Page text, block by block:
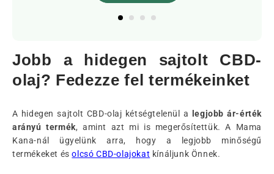
Jobb a hidegen sajtolt CBD-
olaj? Fedezze fel termékeinket
A hidegen sajtolt CBD-olaj kétségtelenül a
legjobb ár-érték
arányú termék, amint azt mi is megerősítettük. A Mama
Kana-nál ügyelünk arra, hogy a legjobb minőségű
termékeket ésolcsó CBD-olajokat kínáljunk Önnek.